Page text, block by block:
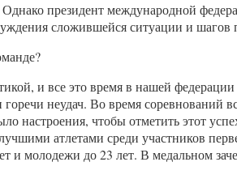
президент международной
сложившейся ситуации и шагов
и все это время в нашей
неудач. Во время соревнований
настроения, чтобы отметить этот
атлетами среди участников
и молодежи до 23 лет. В медальном